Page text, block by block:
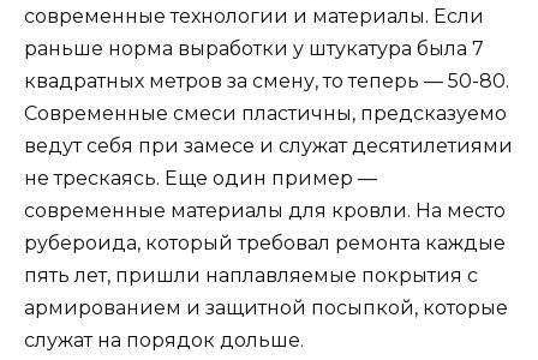
современные технологии и материалы. Если
раньше норма выработки у штукатура была 7
квадратных метров за смену, то теперь — 50-80.
Современные смеси пластичны, предсказуемо
ведут себя при замесе и служат десятилетиями
не трескаясь. Еще один пример —
современные материалы для кровли. На место
рубероида, который требовал ремонта каждые
пять лет, пришли наплавляемые покрытия с
армированием и защитной посыпкой, которые
служат на порядок дольше.